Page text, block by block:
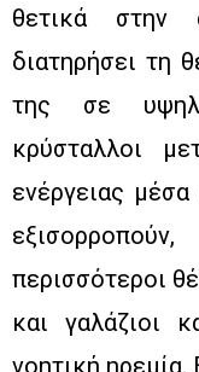
θετικά στην
διατηρήσει τη
της σε
κρύσταλλοι
ενέργειας
περισσότεροι
και γαλάζιοι